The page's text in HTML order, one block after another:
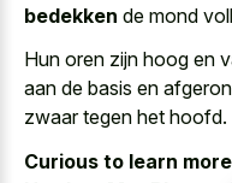
bedekken de mond
Hun oren zijn hoog en
aan de basis en
zwaar tegen het hoofd.
Curious to learn